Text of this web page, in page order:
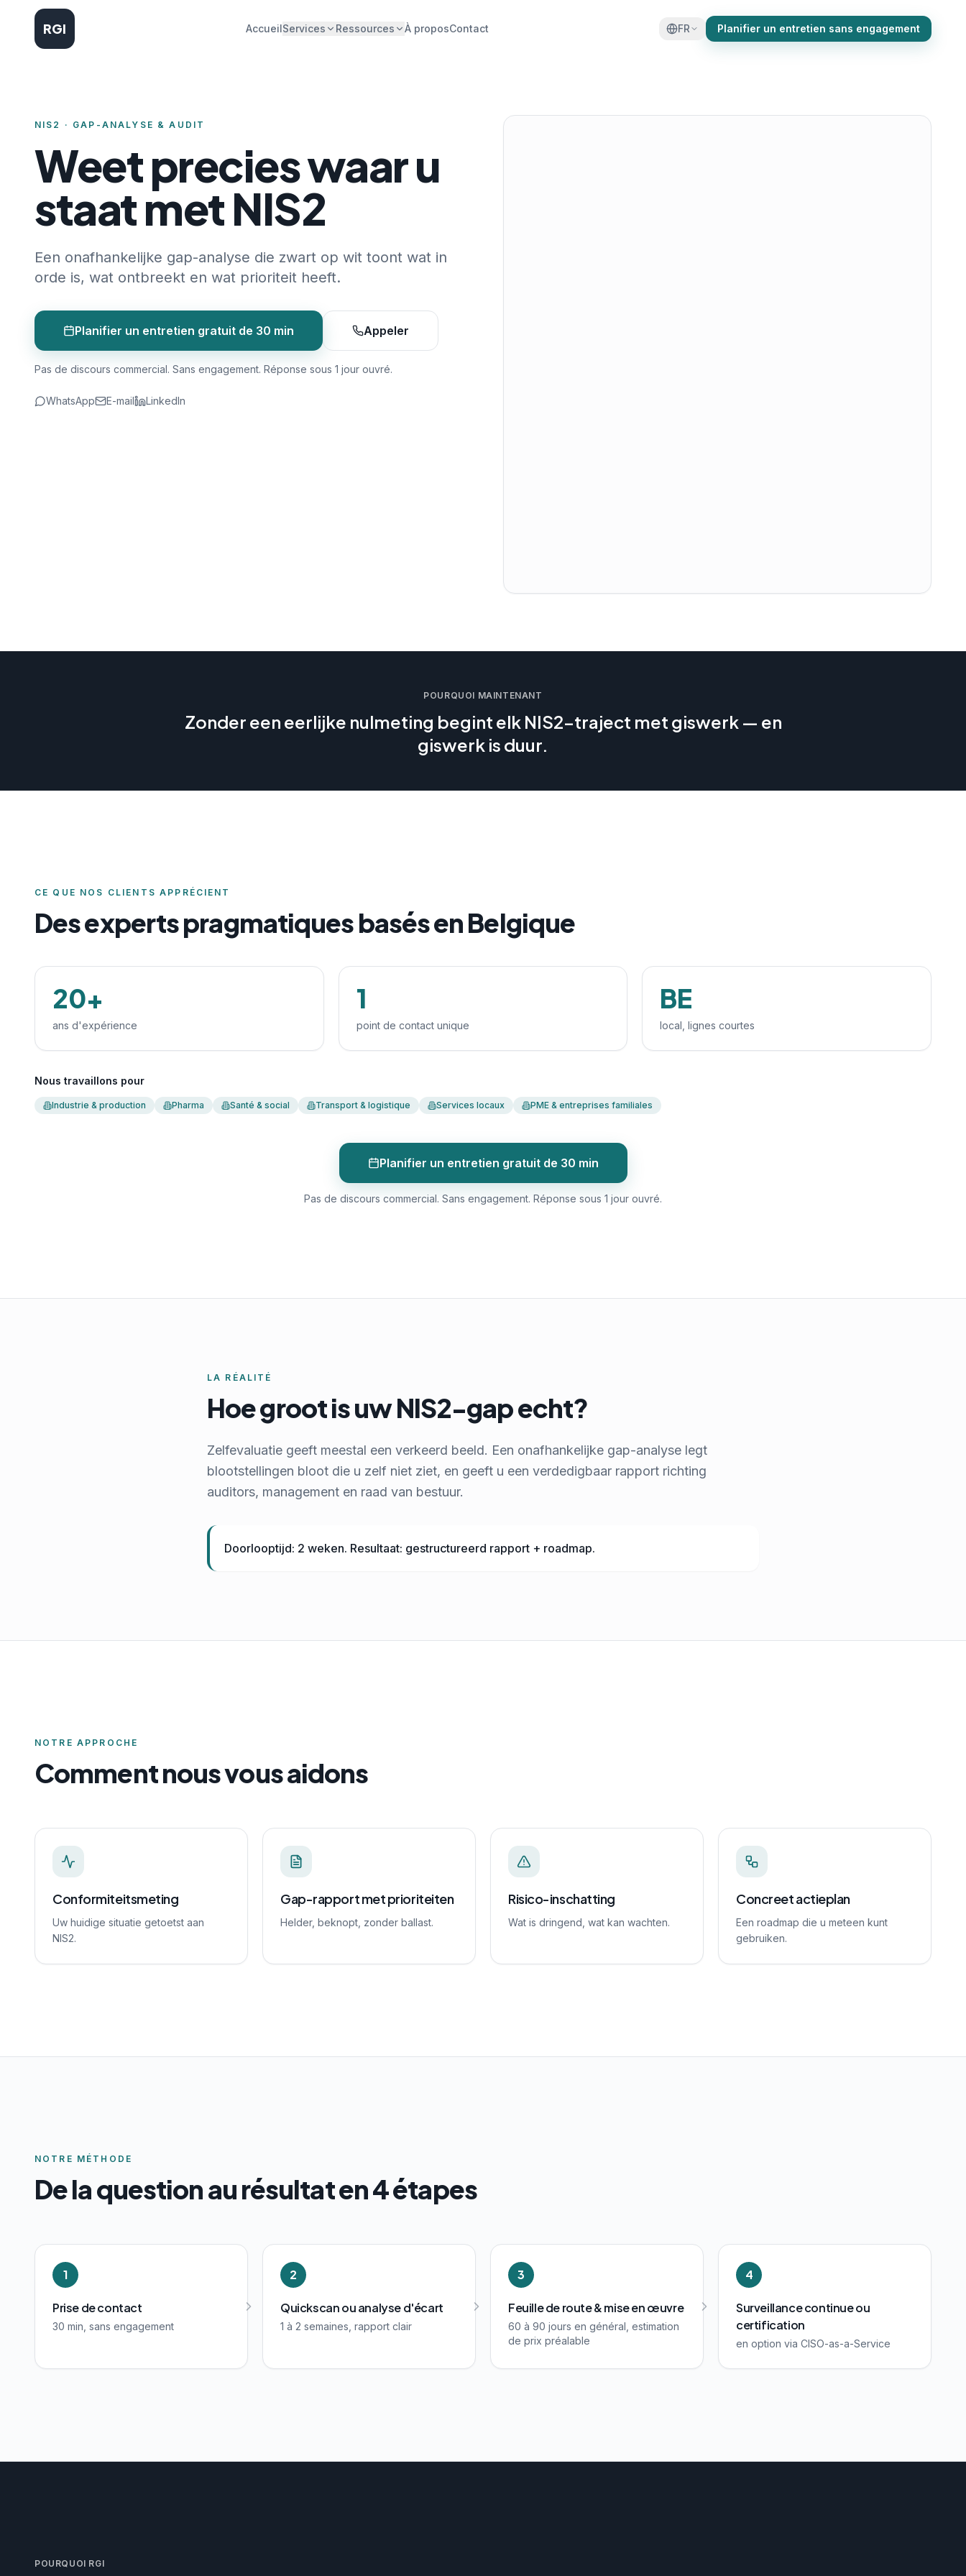
RGI AccueilServices Ressources À proposContact FR Planifier un entretien sans engagement
NIS2 · GAP-ANALYSE & AUDIT
Weet precies waar u
staat met NIS2
Een onafhankelijke gap-analyse die zwart op wit toont wat in
orde is, wat ontbreekt en wat prioriteit heeft.
Planifier un entretien gratuit de 30 min Appeler
Pas de discours commercial. Sans engagement. Réponse sous 1 jour ouvré.
WhatsApp E-mail LinkedIn
POURQUOI MAINTENANT
Zonder een eerlijke nulmeting begint elk NIS2-traject met giswerk — en
giswerk is duur.
CE QUE NOS CLIENTS APPRÉCIENT
Des experts pragmatiques basés en Belgique
20+
ans d'expérience
1
point de contact unique
BE
local, lignes courtes
Nous travaillons pour
Industrie & production Pharma Santé & social Transport & logistique Services locaux PME & entreprises familiales
Planifier un entretien gratuit de 30 min
Pas de discours commercial. Sans engagement. Réponse sous 1 jour ouvré.
LA RÉALITÉ
Hoe groot is uw NIS2-gap echt?
Zelfevaluatie geeft meestal een verkeerd beeld. Een onafhankelijke gap-analyse legt
blootstellingen bloot die u zelf niet ziet, en geeft u een verdedigbaar rapport richting
auditors, management en raad van bestuur.
Doorlooptijd: 2 weken. Resultaat: gestructureerd rapport + roadmap.
NOTRE APPROCHE
Comment nous vous aidons
Conformiteitsmeting
Uw huidige situatie getoetst aan
NIS2.
Gap-rapport met prioriteiten
Helder, beknopt, zonder ballast.
Risico-inschatting
Wat is dringend, wat kan wachten.
Concreet actieplan
Een roadmap die u meteen kunt
gebruiken.
NOTRE MÉTHODE
De la question au résultat en 4 étapes
1
Prise de contact
30 min, sans engagement
2
Quickscan ou analyse d'écart
1 à 2 semaines, rapport clair
3
Feuille de route & mise en œuvre
60 à 90 jours en général, estimation
de prix préalable
4
Surveillance continue ou
certification
en option via CISO-as-a-Service
POURQUOI RGI